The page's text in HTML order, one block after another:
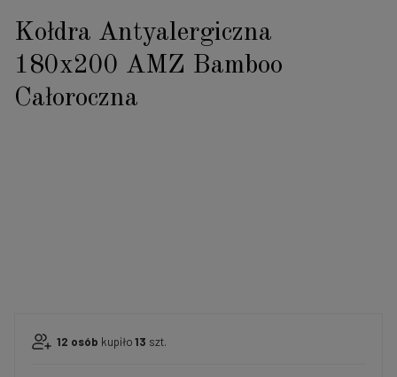
Kołdra Antyalergiczna
180x200 AMZ Bamboo
Całoroczna
12 osób kupiło13 szt.